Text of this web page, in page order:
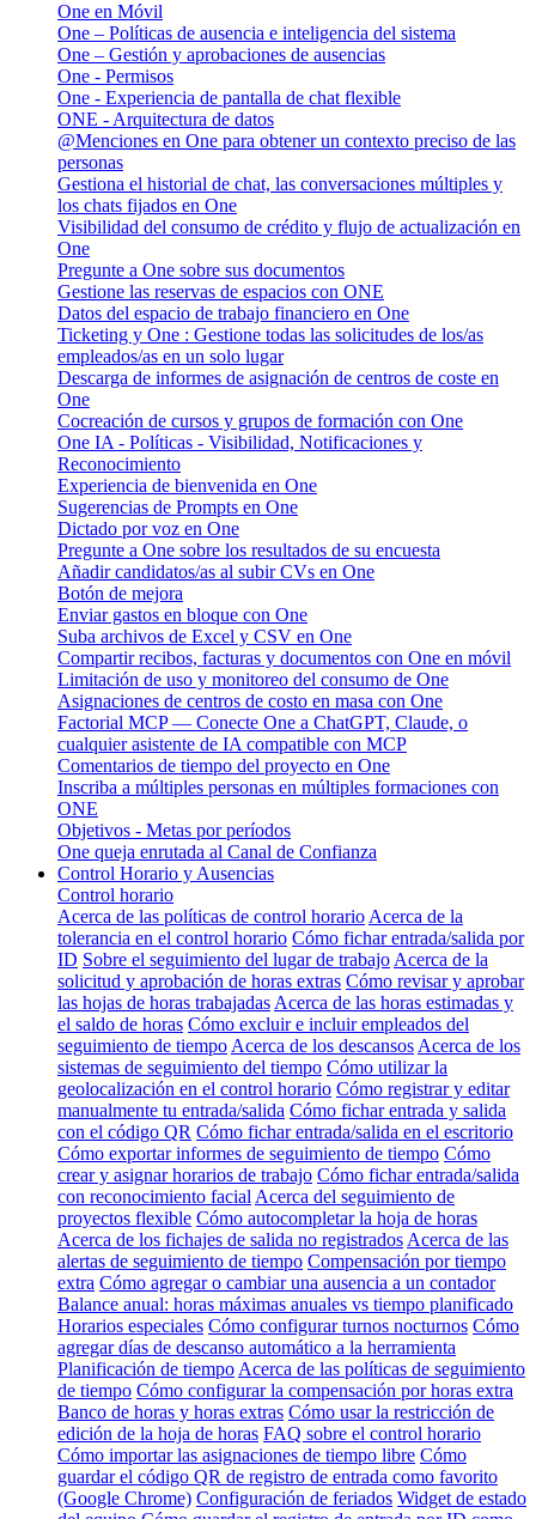
One en Móvil
One – Políticas de ausencia e inteligencia del sistema
One – Gestión y aprobaciones de ausencias
One - Permisos
One - Experiencia de pantalla de chat flexible
ONE - Arquitectura de datos
@Menciones en One para obtener un contexto preciso de las
personas
Gestiona el historial de chat, las conversaciones múltiples y
los chats fijados en One
Visibilidad del consumo de crédito y flujo de actualización en
One
Pregunte a One sobre sus documentos
Gestione las reservas de espacios con ONE
Datos del espacio de trabajo financiero en One
Ticketing y One : Gestione todas las solicitudes de los/as
empleados/as en un solo lugar
Descarga de informes de asignación de centros de coste en
One
Cocreación de cursos y grupos de formación con One
One IA - Políticas - Visibilidad, Notificaciones y
Reconocimiento
Experiencia de bienvenida en One
Sugerencias de Prompts en One
Dictado por voz en One
Pregunte a One sobre los resultados de su encuesta
Añadir candidatos/as al subir CVs en One
Botón de mejora
Enviar gastos en bloque con One
Suba archivos de Excel y CSV en One
Compartir recibos, facturas y documentos con One en móvil
Limitación de uso y monitoreo del consumo de One
Asignaciones de centros de costo en masa con One
Factorial MCP — Conecte One a ChatGPT, Claude, o
cualquier asistente de IA compatible con MCP
Comentarios de tiempo del proyecto en One
Inscriba a múltiples personas en múltiples formaciones con
ONE
Objetivos - Metas por períodos
One queja enrutada al Canal de Confianza
Control Horario y Ausencias
Control horario
Acerca de las políticas de control horario Acerca de la
tolerancia en el control horario Cómo fichar entrada/salida por
ID Sobre el seguimiento del lugar de trabajo Acerca de la
solicitud y aprobación de horas extras Cómo revisar y aprobar
las hojas de horas trabajadas Acerca de las horas estimadas y
el saldo de horas Cómo excluir e incluir empleados del
seguimiento de tiempo Acerca de los descansos Acerca de los
sistemas de seguimiento del tiempo Cómo utilizar la
geolocalización en el control horario Cómo registrar y editar
manualmente tu entrada/salida Cómo fichar entrada y salida
con el código QR Cómo fichar entrada/salida en el escritorio
Cómo exportar informes de seguimiento de tiempo Cómo
crear y asignar horarios de trabajo Cómo fichar entrada/salida
con reconocimiento facial Acerca del seguimiento de
proyectos flexible Cómo autocompletar la hoja de horas
Acerca de los fichajes de salida no registrados Acerca de las
alertas de seguimiento de tiempo Compensación por tiempo
extra Cómo agregar o cambiar una ausencia a un contador
Balance anual: horas máximas anuales vs tiempo planificado
Horarios especiales Cómo configurar turnos nocturnos Cómo
agregar días de descanso automático a la herramienta
Planificación de tiempo Acerca de las políticas de seguimiento
de tiempo Cómo configurar la compensación por horas extra
Banco de horas y horas extras Cómo usar la restricción de
edición de la hoja de horas FAQ sobre el control horario
Cómo importar las asignaciones de tiempo libre Cómo
guardar el código QR de registro de entrada como favorito
(Google Chrome) Configuración de feriados Widget de estado